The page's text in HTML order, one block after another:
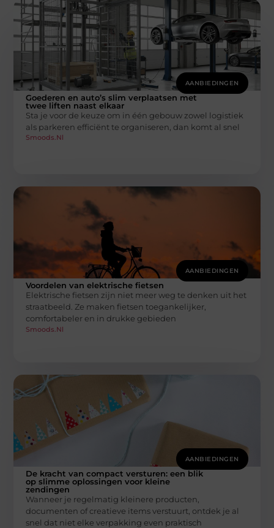
AANBIEDINGEN
Goederen en auto’s slim verplaatsen met
twee liften naast elkaar
Sta je voor de keuze om in één gebouw zowel logistiek
als parkeren efficiënt te organiseren, dan komt al snel
Smoods.nl
AANBIEDINGEN
Voordelen van elektrische fietsen
Elektrische fietsen zijn niet meer weg te denken uit het
straatbeeld. Ze maken fietsen toegankelijker,
comfortabeler en in drukke gebieden
Smoods.nl
AANBIEDINGEN
De kracht van compact versturen: een blik
op slimme oplossingen voor kleine
zendingen
Wanneer je regelmatig kleinere producten,
documenten of creatieve items verstuurt, ontdek je al
snel dat niet elke verpakking even praktisch